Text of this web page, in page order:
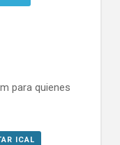
para quienes
ICAL